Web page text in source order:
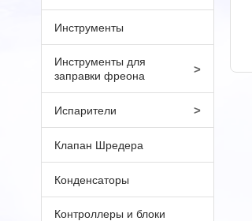
Инструменты
Инструменты для
заправки фреона
>
Испарители >
Клапан Шредера
Конденсаторы
Контроллеры и блоки